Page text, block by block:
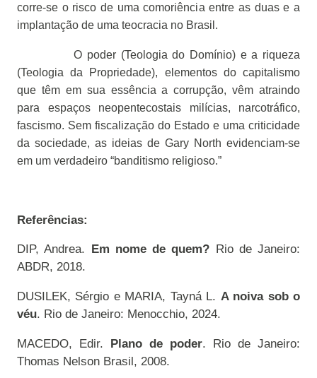
corre-se o risco de uma comoriência entre as duas e a
implantação de uma teocracia no Brasil.
O poder (Teologia do Domínio) e a riqueza
(Teologia da Propriedade), elementos do capitalismo
que têm em sua essência a corrupção, vêm atraindo
para espaços neopentecostais milícias, narcotráfico,
fascismo. Sem fiscalização do Estado e uma criticidade
da sociedade, as ideias de Gary North evidenciam-se
em um verdadeiro “banditismo religioso.”
Referências:
DIP, Andrea. Em nome de quem? Rio de Janeiro:
ABDR, 2018.
DUSILEK, Sérgio e MARIA, Tayná L. A noiva sob o
véu. Rio de Janeiro: Menocchio, 2024.
MACEDO, Edir. Plano de poder. Rio de Janeiro:
Thomas Nelson Brasil, 2008.